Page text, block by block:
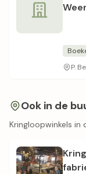
P.
Ook in de
Kringloopwinkels in